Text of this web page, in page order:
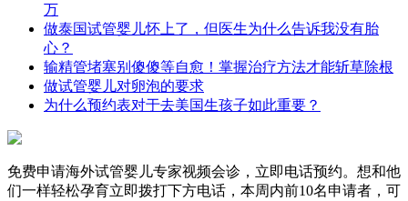
万
做泰国试管婴儿怀上了，但医生为什么告诉我没有胎
心？
输精管堵塞别傻傻等自愈！掌握治疗方法才能斩草除根
做试管婴儿对卵泡的要求
为什么预约表对于去美国生孩子如此重要？
免费申请海外试管婴儿专家视频会诊，立即电话预约。想和他
们一样轻松孕育立即拨打下方电话，本周内前10名申请者，可